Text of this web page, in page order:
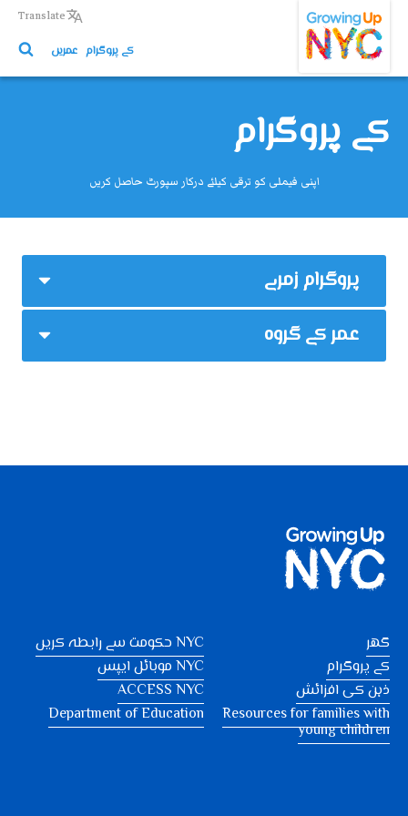
content
Translate
کے پروگرام عمریں
کے پروگرام
اپنی فیملی کو ترقی کیلئے درکار سپورٹ حاصل کریں
پروگرام زمرے
عمر کے گروہ
گھر
کے پروگرام
ذہن کی افزائش
Resources for families with
young children
NYC حکومت سے رابطہ کریں
NYC موبائل ایپس
ACCESS NYC
Department of Education